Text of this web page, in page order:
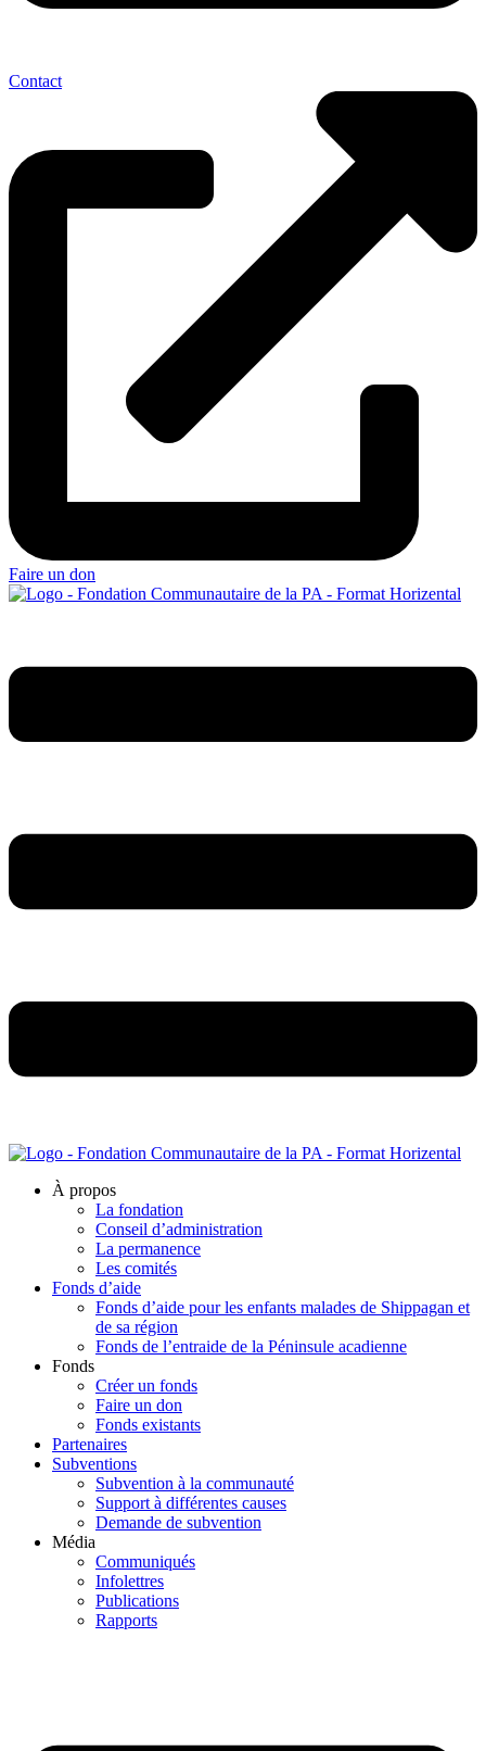
Contact
Faire un don
À propos
La fondation
Conseil d’administration
La permanence
Les comités
Fonds d’aide
Fonds d’aide pour les enfants malades de Shippagan et
de sa région
Fonds de l’entraide de la Péninsule acadienne
Fonds
Créer un fonds
Faire un don
Fonds existants
Partenaires
Subventions
Subvention à la communauté
Support à différentes causes
Demande de subvention
Média
Communiqués
Infolettres
Publications
Rapports